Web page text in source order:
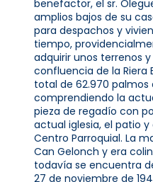
benefactor, el sr.
amplios bajos de su
para despachos y
tiempo,
adquirir unos terrenos
confluencia de la Riera
total de 62.970 palmos
comprendiendo la
pieza de regadío con
actual iglesia, el patio
Centro Parroquial. La
Can Gelonch y era
todavía se encuentra
27 de noviembre de